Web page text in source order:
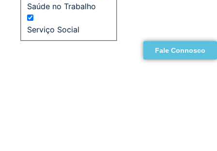
Saúde no Trabalho
Serviço Social
Fale Connosco